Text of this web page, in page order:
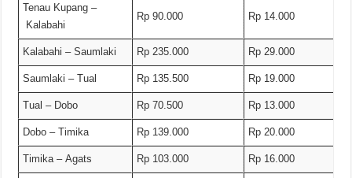
Tenau Kupang –
Kalabahi
Rp 90.000 Rp 14.000
Kalabahi – Saumlaki Rp 235.000 Rp 29.000
Saumlaki – Tual Rp 135.500 Rp 19.000
Tual – Dobo Rp 70.500 Rp 13.000
Dobo – Timika Rp 139.000 Rp 20.000
Timika – Agats Rp 103.000 Rp 16.000